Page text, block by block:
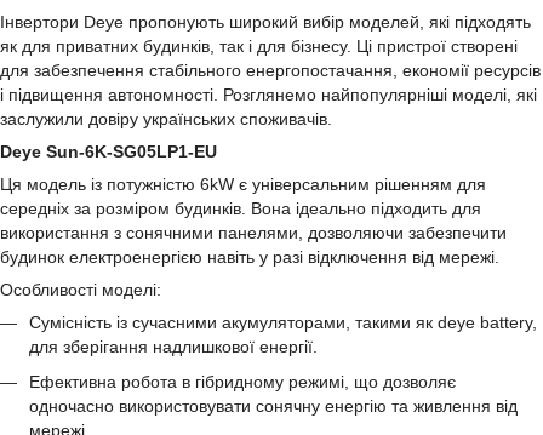
Інвертори Deye пропонують широкий вибір моделей, які підходять
як для приватних будинків, так і для бізнесу. Ці пристрої створені
для забезпечення стабільного енергопостачання, економії ресурсів
і підвищення автономності. Розглянемо найпопулярніші моделі, які
заслужили довіру українських споживачів.
Deye Sun-6K-SG05LP1-EU
Ця модель із потужністю 6kW є універсальним рішенням для
середніх за розміром будинків. Вона ідеально підходить для
використання з сонячними панелями, дозволяючи забезпечити
будинок електроенергією навіть у разі відключення від мережі.
Особливості моделі:
Сумісність із сучасними акумуляторами, такими як deye battery,
для зберігання надлишкової енергії.
Ефективна робота в гібридному режимі, що дозволяє
одночасно використовувати сонячну енергію та живлення від
мережі.